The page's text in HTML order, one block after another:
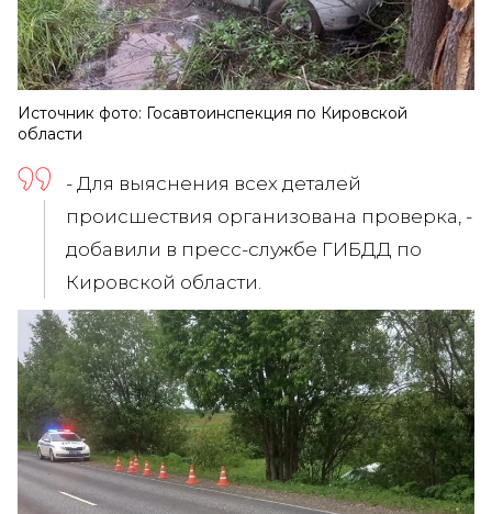
Источник фото: Госавтоинспекция по Кировской
области
- Для выяснения всех деталей
происшествия организована проверка, -
добавили в пресс-службе ГИБДД по
Кировской области.